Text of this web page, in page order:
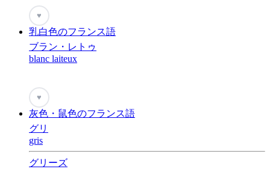
♥
乳白色のフランス語
ブラン・レトゥ
blanc laiteux
♥
灰色・鼠色のフランス語
グリ
gris
グリーズ